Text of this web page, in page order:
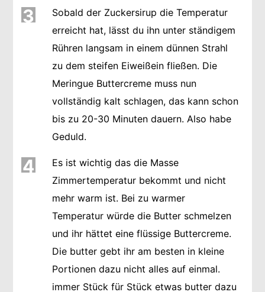
3
Sobald der Zuckersirup die Temperatur
erreicht hat, lässt du ihn unter ständigem
Rühren langsam in einem dünnen Strahl
zu dem steifen Eiweißein fließen. Die
Meringue Buttercreme muss nun
vollständig kalt schlagen, das kann schon
bis zu 20-30 Minuten dauern. Also habe
Geduld.
4
Es ist wichtig das die Masse
Zimmertemperatur bekommt und nicht
mehr warm ist. Bei zu warmer
Temperatur würde die Butter schmelzen
und ihr hättet eine flüssige Buttercreme.
Die butter gebt ihr am besten in kleine
Portionen dazu nicht alles auf einmal.
immer Stück für Stück etwas butter dazu